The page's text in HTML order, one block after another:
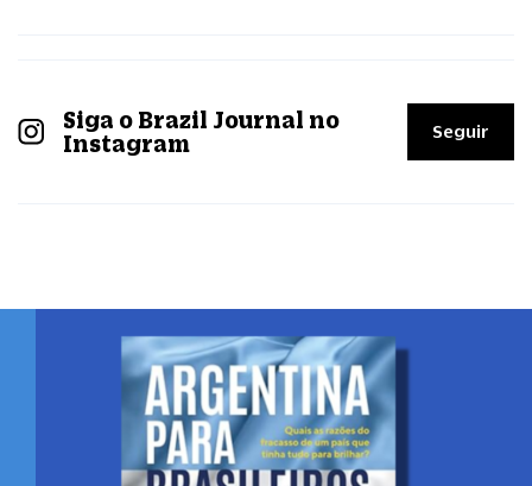
Siga o Brazil Journal no
Instagram
Seguir